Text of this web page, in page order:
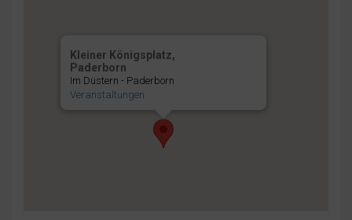
Kleiner Königsplatz,
Paderborn
Im Düstern - Paderborn
Veranstaltungen